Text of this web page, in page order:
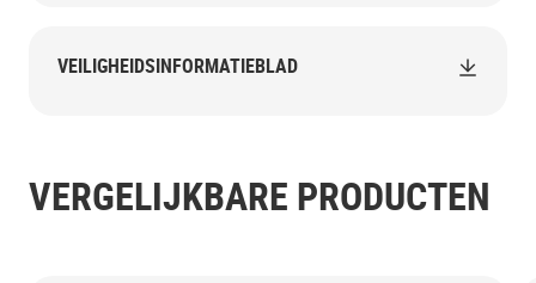
VEILIGHEIDSINFORMATIEBLAD
VERGELIJKBARE PRODUCTEN